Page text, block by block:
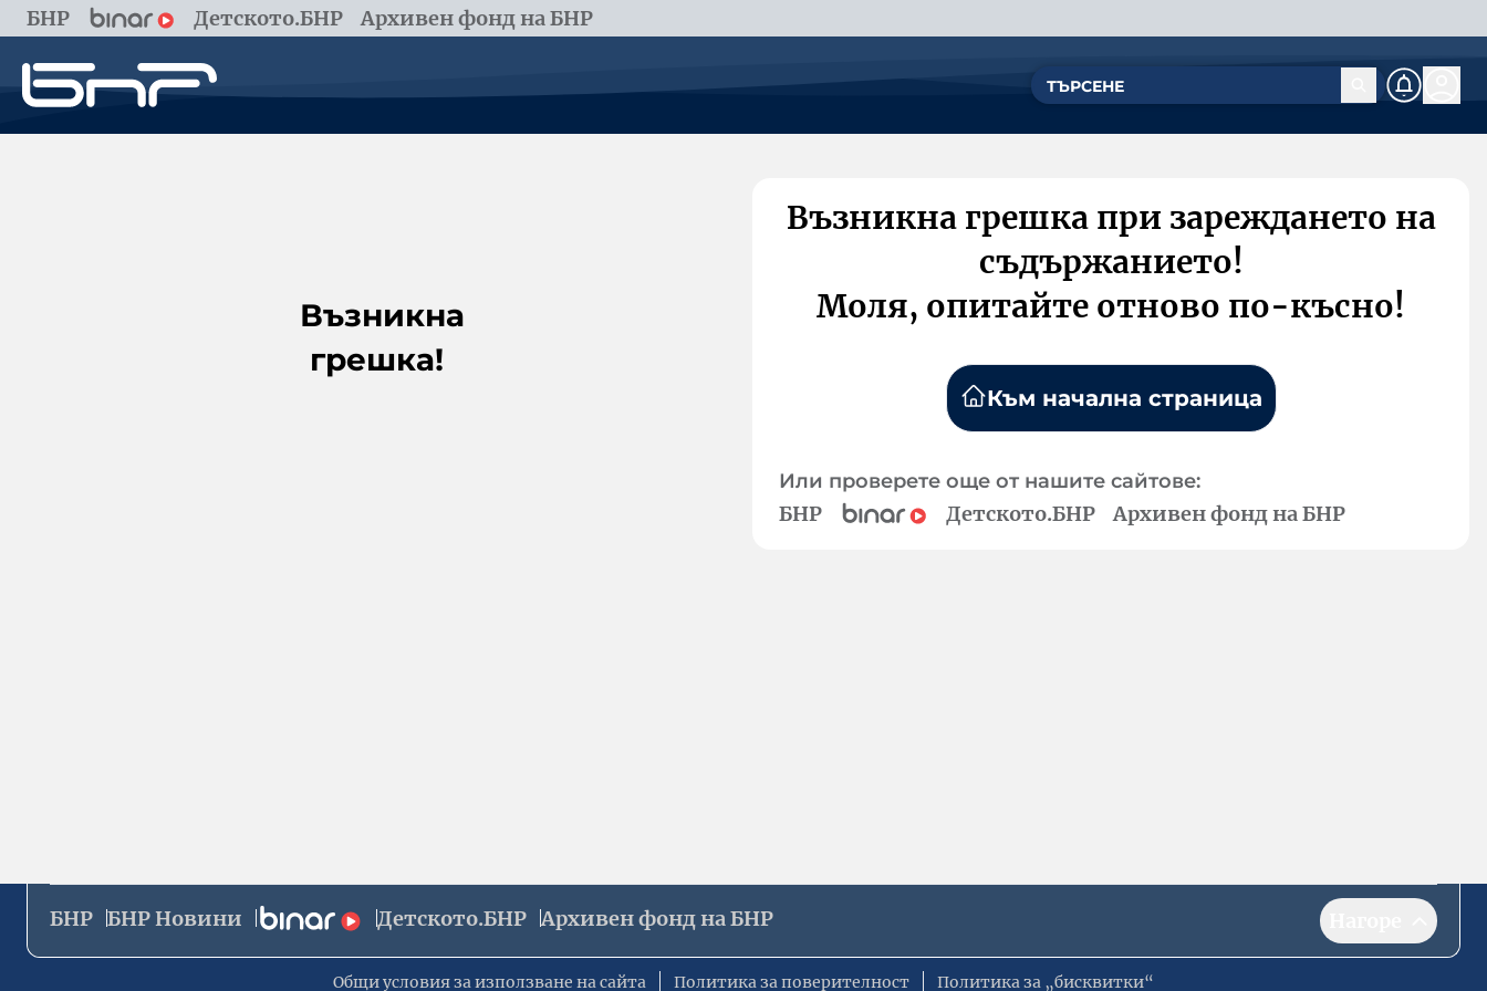
БНР Детското.БНР Архивен фонд на БНР
Възникна
грешка!
Възникна грешка при зареждането на
съдържанието!
Моля, опитайте отново по-късно!
Към начална страница
Или проверете още от нашите сайтове:
БНР Детското.БНР Архивен фонд на БНР
БНР БНР Новини Детското.БНР Архивен фонд на БНР
Общи условия за използване на сайта Политика за поверителност Политика за „бисквитки“